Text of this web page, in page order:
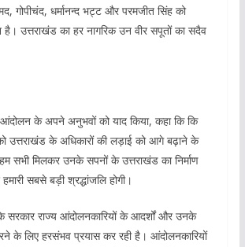
गोपीचंद, धर्मानन्द भट्ट और परमजीत सिंह को
उत्तराखंड का हर नागरिक उन वीर सपूतों का सदैव
आंदोलन के अपने अनुभवों को याद किया, कहा कि कि
उत्तराखंड के अधिकारों की लड़ाई को आगे बढ़ाने के
सभी मिलकर उनके सपनों के उत्तराखंड का निर्माण
सबसे बड़ी श्रद्धांजलि होगी।
सरकार राज्य आंदोलनकारियों के आदर्शों और उनके
के लिए हरसंभव प्रयास कर रही है। आंदोलनकारियों